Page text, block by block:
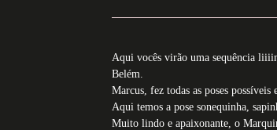
Aqui vocês virão uma sequência
Belém.
Marcus, fez todas as poses
Aqui temos a pose sonequinha,
Muito lindo e apaixonante, o